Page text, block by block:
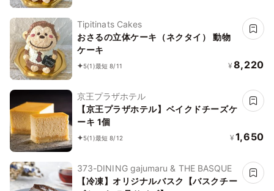
Tipitinats Cakes
おさるの立体ケーキ（ネクタイ） 動物
ケーキ
5(1)最短 8/11 ¥ 8,220
京王プラザホテル
【京王プラザホテル】ベイクドチーズケ
ーキ 1個
5(1)最短 8/12 ¥ 1,650
373-DINING gajumaru & THE BASQUE
【冷凍】オリジナルバスク【バスクチー